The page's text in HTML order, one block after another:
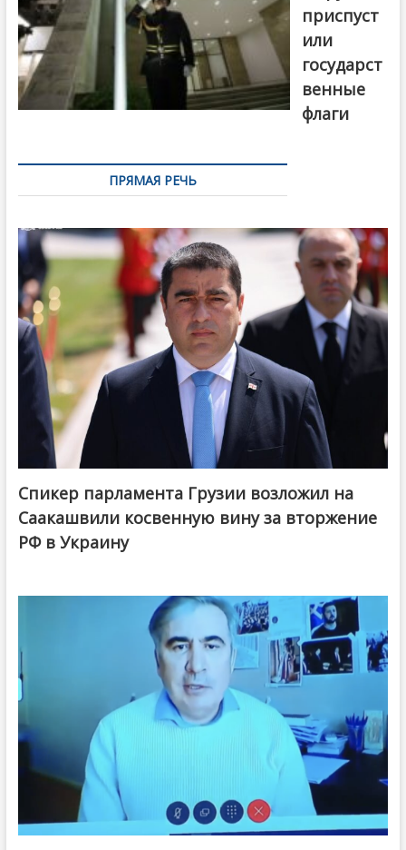
приспуст
или
государст
венные
флаги
ПРЯМАЯ РЕЧЬ
Спикер парламента Грузии возложил на
Саакашвили косвенную вину за вторжение
РФ в Украину